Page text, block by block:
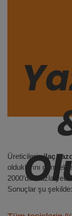
Üreticilerinilaç
olduklarını görmek
2000’den fazla
Sonuçlar şu şekilde: